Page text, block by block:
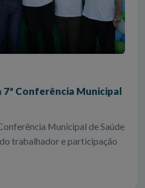
Conferência Municipal
Municipal de Saúde
trabalhador e participação